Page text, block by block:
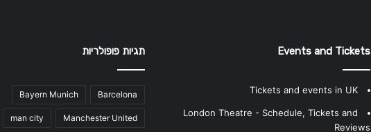
Events and Tickets
Tickets and events in UK
London Theatre - Schedule, Tickets and
Reviews
תגיות פופולריות
Barcelona
Bayern Munich
Manchester United
man city